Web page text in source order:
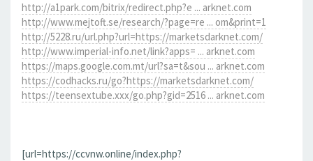
http://a1park.com/bitrix/redirect.php?e ... arknet.com
http://www.mejtoft.se/research/?page=re ... om&print=1
http://5228.ru/url.php?url=https://marketsdarknet.com/
http://www.imperial-info.net/link?apps= ... arknet.com
https://maps.google.com.mt/url?sa=t&sou ... arknet.com
https://codhacks.ru/go?https://marketsdarknet.com/
https://teensextube.xxx/go.php?gid=2516 ... arknet.com
[url=https://ccvnw.online/index.php?